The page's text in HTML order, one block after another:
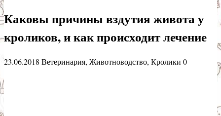
Каковы причины вздутия живота у
кроликов, и как происходит лечение
23.06.2018 Ветеринария, Животноводство, Кролики 0